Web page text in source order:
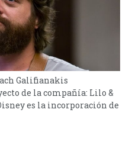
Galifianakis
de la compañía: Lilo &
es la incorporación de
el nuevo live-action
Camp, director de la